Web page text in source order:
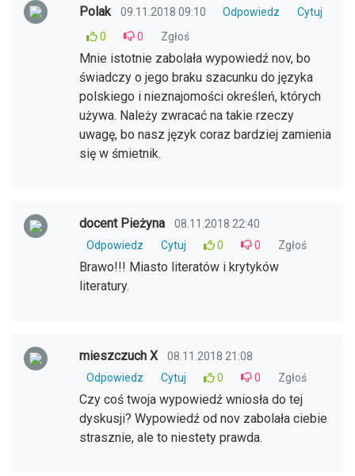
Polak 09.11.2018 09:10 Odpowiedz
Cytuj
0
0 Zgłoś
Mnie istotnie zabolała wypowiedź nov, bo
świadczy o jego braku szacunku do języka
polskiego i nieznajomości określeń, których
używa. Należy zwracać na takie rzeczy
uwagę, bo nasz język coraz bardziej zamienia
się w śmietnik.
docent Pieżyna
08.11.2018 22:40
Odpowiedz
Cytuj 0 0 Zgłoś
Brawo!!! Miasto literatów i krytyków
literatury.
mieszczuch X
08.11.2018 21:08
Odpowiedz
Cytuj 0 0 Zgłoś
Czy coś twoja wypowiedź wniosła do tej
dyskusji? Wypowiedź od nov zabolała ciebie
strasznie, ale to niestety prawda.